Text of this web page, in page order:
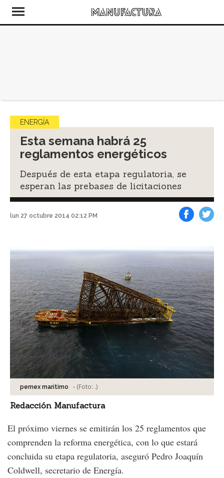
ENERGÍA
Esta semana habrá 25
reglamentos energéticos
Después de esta etapa regulatoria, se
esperan las prebases de licitaciones
lun 27 octubre 2014 02:12 PM
pemex maritimo - (Foto: .)
Redacción Manufactura
El próximo viernes se emitirán los 25 reglamentos que
comprenden la reforma energética, con lo que estará
concluida su etapa regulatoria, aseguró Pedro Joaquín
Coldwell, secretario de Energía.